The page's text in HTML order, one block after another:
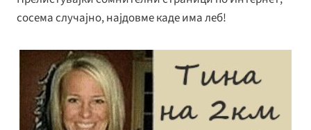
сосема случајно, најдовме каде има леб!